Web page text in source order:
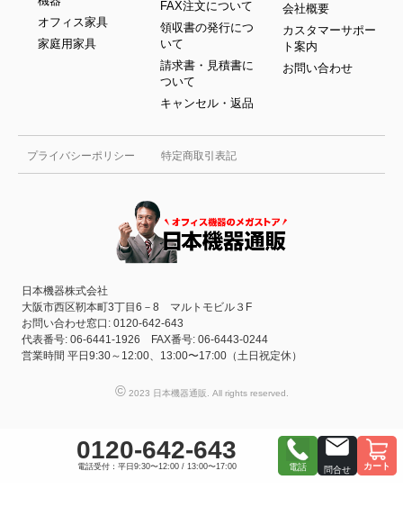
0120-642-643
電話受付：平日9:30〜12:00 / 13:00〜17:00 電話 問合せ カート
プライバシーポリシー 特定商取引表記
日本機器株式会社
大阪市西区靭本町3丁目6－8 マルトモビル３F
お問い合わせ窓口: 0120-642-643
代表番号: 06-6441-1926 FAX番号: 06-6443-0244
営業時間 平日9:30～12:00、13:00〜17:00（土日祝定休）
オフィス家具
家庭用家具
FAX注文について
領収書の発行につ
いて
請求書・見積書に
ついて
キャンセル・返品
会社概要
カスタマーサポー
ト案内
お問い合わせ
©2023 日本機器通販. All rights reserved.